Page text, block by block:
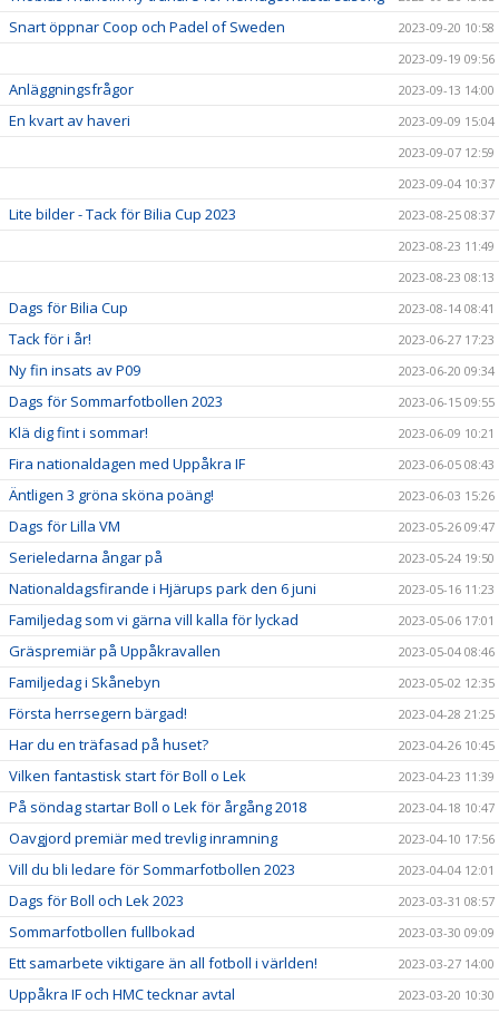
Snart öppnar Coop och Padel of Sweden
2023-09-20 10:58
2023-09-19 09:56
Anläggningsfrågor 2023-09-13 14:00
En kvart av haveri
2023-09-09 15:04
2023-09-07 12:59
2023-09-04 10:37
Lite bilder - Tack för Bilia Cup 2023
2023-08-25 08:37
2023-08-23 11:49
2023-08-23 08:13
Dags för Bilia Cup 2023-08-14 08:41
Tack för i år! 2023-06-27 17:23
Ny fin insats av P09 2023-06-20 09:34
Dags för Sommarfotbollen 2023 2023-06-15 09:55
Klä dig fint i sommar! 2023-06-09 10:21
Fira nationaldagen med Uppåkra IF 2023-06-05 08:43
Äntligen 3 gröna sköna poäng! 2023-06-03 15:26
Dags för Lilla VM 2023-05-26 09:47
Serieledarna ångar på 2023-05-24 19:50
Nationaldagsfirande i Hjärups park den 6 juni 2023-05-16 11:23
Familjedag som vi gärna vill kalla för lyckad 2023-05-06 17:01
Gräspremiär på Uppåkravallen 2023-05-04 08:46
Familjedag i Skånebyn 2023-05-02 12:35
Första herrsegern bärgad! 2023-04-28 21:25
Har du en träfasad på huset? 2023-04-26 10:45
Vilken fantastisk start för Boll o Lek 2023-04-23 11:39
På söndag startar Boll o Lek för årgång 2018 2023-04-18 10:47
Oavgjord premiär med trevlig inramning 2023-04-10 17:56
Vill du bli ledare för Sommarfotbollen 2023 2023-04-04 12:01
Dags för Boll och Lek 2023 2023-03-31 08:57
Sommarfotbollen fullbokad 2023-03-30 09:09
Ett samarbete viktigare än all fotboll i världen! 2023-03-27 14:00
Uppåkra IF och HMC tecknar avtal 2023-03-20 10:30